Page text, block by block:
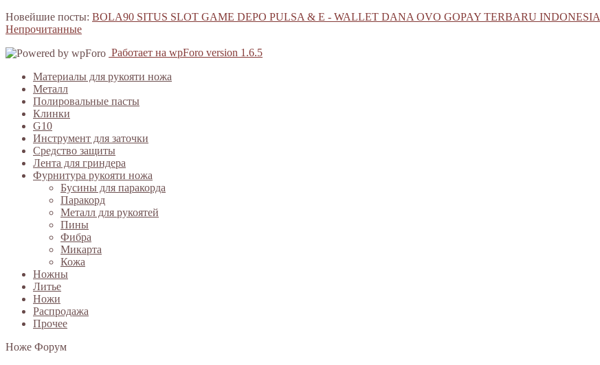
Новейшие посты: BOLA90 SITUS SLOT GAME DEPO PULSA & E - WALLET DANA OVO GOPAY TERBARU INDONESIA
Непрочитанные
Работает на wpForo version 1.6.5
Материалы для рукояти ножа
Металл
Полировальные пасты
Клинки
G10
Инструмент для заточки
Средство защиты
Лента для гриндера
Фурнитура рукояти ножа
Бусины для паракорда
Паракорд
Металл для рукоятей
Пины
Фибра
Микарта
Кожа
Ножны
Литье
Ножи
Распродажа
Прочее
Ноже Форум